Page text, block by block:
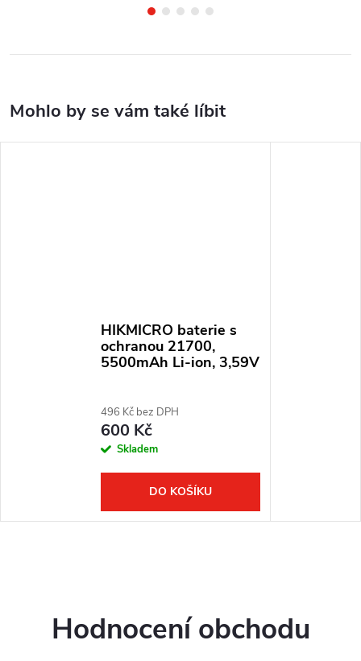
HIKMICRO baterie s
ochranou 21700,
5500mAh Li-ion, 3,59V
496 Kč bez DPH
600 Kč
Skladem
DO KOŠÍKU
Hodnocení obchodu